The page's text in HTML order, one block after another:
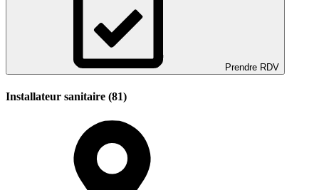
Prendre RDV
Installateur sanitaire (81)